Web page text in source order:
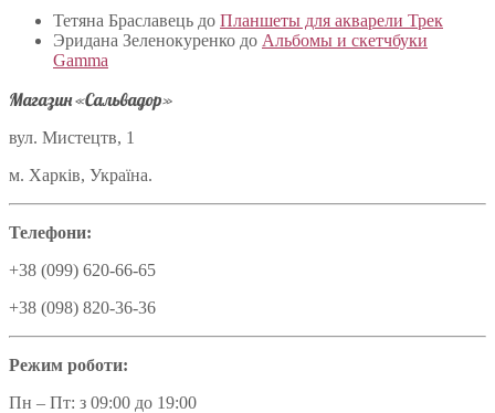
Тетяна Браславець до Планшеты для акварели Трек
Эридана Зеленокуренко до Альбомы и скетчбуки
Gamma
Магазин «Сальвадор»
вул. Мистецтв, 1
м. Харків, Україна.
Телефони:
+38 (099) 620-66-65
+38 (098) 820-36-36
Режим роботи:
Пн – Пт: з 09:00 до 19:00